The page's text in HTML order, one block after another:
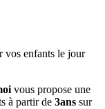
vos enfants le jour
vous propose une
à partir de 3ans sur